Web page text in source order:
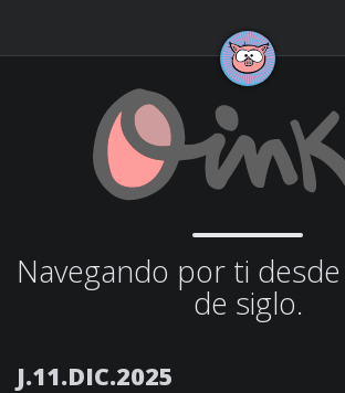
Navegando por ti
de siglo.
J.11.DIC.2025